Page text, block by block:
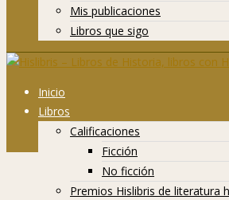
Mis publicaciones
Libros que sigo
Inicio
Libros
Calificaciones
Ficción
No ficción
Premios Hislibris de literatura